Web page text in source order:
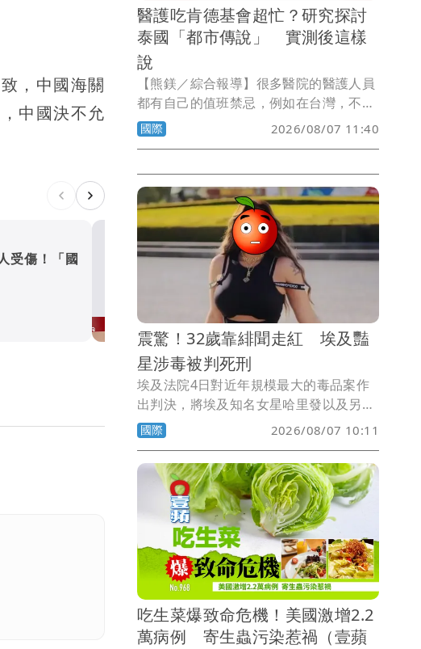
，中國海關
中國決不允
受傷！「國
醫護吃肯德基會超忙？研究
泰國「都市傳說」 實測後
醫護吃肯德基會超忙？研究探討
泰國「都市傳說」 實測後這樣
說
【熊鎂／綜合報導】很多醫院的醫護人員
都有自己的值班禁忌，例如在台灣，不少
醫護認為值班時收到鳳梨或鳳梨酥，可能
會忙到不可開交；而在泰國，流傳多年的
據說醫護只要值班時吃了肯德基，當天就
會忙到厭世。
國際 2026/08/07 11:40
震驚！32歲靠緋聞走紅 埃及豔
星涉毒被判死刑
埃及法院4日對近年規模最大的毒品案作
出判決，將埃及知名女星哈里發以及另外
12名被告判處死刑。此案不僅震撼埃及社
會，也再次凸顯埃及對毒品犯罪「零容
忍」的嚴厲政策。
國際 2026/08/07 10:11
吃生菜爆致命危機！美國激增2.2
萬病例 寄生蟲污染惹禍（壹蘋